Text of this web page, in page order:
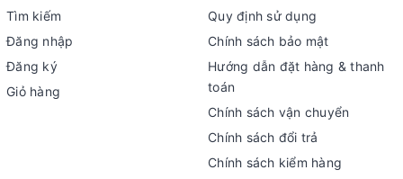
Tìm kiếm
Đăng nhập
Đăng ký
Giỏ hàng
Quy định sử dụng
Chính sách bảo mật
Hướng dẫn đặt hàng & thanh
toán
Chính sách vận chuyển
Chính sách đổi trả
Chính sách kiểm hàng